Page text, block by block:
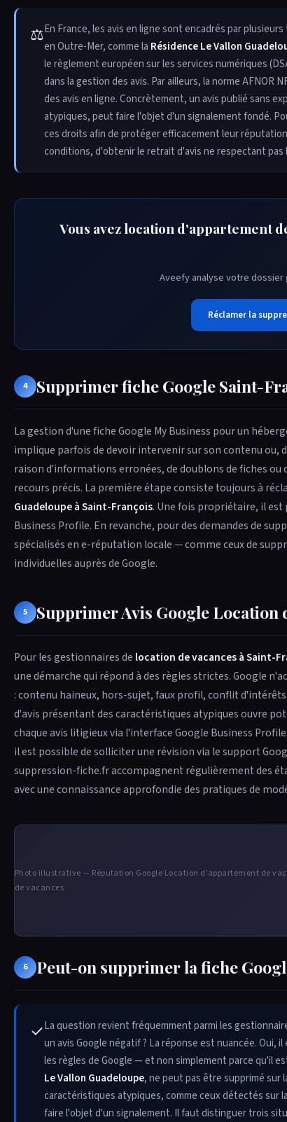
⚖En France, les avis en ligne sont encadrés par
en Outre-Mer, comme la Résidence Le Vallon
le règlement européen sur les services numériques
dans la gestion des avis. Par ailleurs, la norme
des avis en ligne. Concrètement, un avis publié sans
atypiques, peut faire l'objet d'un signalement fondé.
ces droits afin de protéger efficacement leur
conditions, d'obtenir le retrait d'avis ne respectant pas
Vous avez location d'appartement
Aveefy analyse votre dossier
Réclamer la
4 Supprimer fiche Google Saint-
La gestion d'une fiche Google My Business pour un
implique parfois de devoir intervenir sur son contenu ou,
raison d'informations erronées, de doublons de fiches
recours précis. La première étape consiste toujours à
Guadeloupe à Saint-François. Une fois propriétaire, il
Business Profile. En revanche, pour des demandes de
spécialisés en e-réputation locale — comme ceux de
individuelles auprès de Google.
5 Supprimer Avis Google
Pour les gestionnaires de location de vacances à Saint-
une démarche qui répond à des règles strictes. Google
: contenu haineux, hors-sujet, faux profil, conflit d'intérêts
d'avis présentant des caractéristiques atypiques ouvre
chaque avis litigieux via l'interface Google Business
il est possible de solliciter une révision via le support
suppression-fiche.fr accompagnent régulièrement des
avec une connaissance approfondie des pratiques de
Photo illustrative — Réputation Google Location d'appartement de
de vacances
6 Peut-on supprimer la fiche
✓La question revient fréquemment parmi les
un avis Google négatif ? La réponse est nuancée.
les règles de Google — et non simplement parce qu'il
Le Vallon Guadeloupe, ne peut pas être supprimé sur
caractéristiques atypiques, comme ceux détectés sur
faire l'objet d'un signalement. Il faut distinguer trois